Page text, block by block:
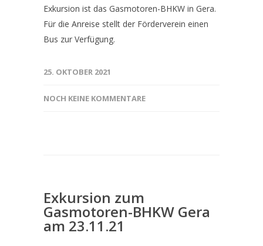
Exkursion ist das Gasmotoren-BHKW in Gera.
Für die Anreise stellt der Förderverein einen
Bus zur Verfügung.
25. OKTOBER 2021
NOCH KEINE KOMMENTARE
Exkursion zum
Gasmotoren-BHKW Gera
am 23.11.21